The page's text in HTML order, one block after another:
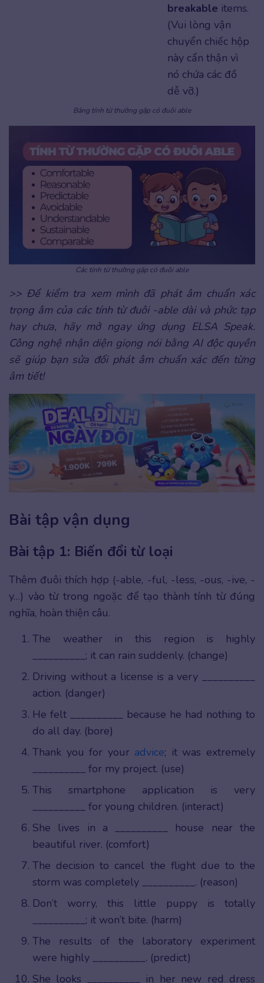
breakable items.
(Vui lòng vận
chuyển chiếc hộp
này cẩn thận vì
nó chứa các đồ
dễ vỡ.)
Bảng tính từ thường gặp có đuôi able
Các tính từ thường gặp có đuôi able
>> Để kiểm tra xem mình đã phát âm chuẩn xác
trọng âm của các tính từ đuôi -able dài và phức tạp
hay chưa, hãy mở ngay ứng dụng ELSA Speak.
Công nghệ nhận diện giọng nói bằng AI độc quyền
sẽ giúp bạn sửa đổi phát âm chuẩn xác đến từng
âm tiết!
Bài tập vận dụng
Bài tập 1: Biến đổi từ loại
Thêm đuôi thích hợp (-able, -ful, -less, -ous, -ive, -
y…) vào từ trong ngoặc để tạo thành tính từ đúng
nghĩa, hoàn thiện câu.
The weather in this region is highly
__________; it can rain suddenly. (change)
Driving without a license is a very __________
action. (danger)
He felt __________ because he had nothing to
do all day. (bore)
Thank you for your advice; it was extremely
__________ for my project. (use)
This smartphone application is very
__________ for young children. (interact)
She lives in a __________ house near the
beautiful river. (comfort)
The decision to cancel the flight due to the
storm was completely __________. (reason)
Don’t worry, this little puppy is totally
__________; it won’t bite. (harm)
The results of the laboratory experiment
were highly __________. (predict)
She looks __________ in her new red dress